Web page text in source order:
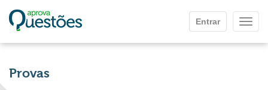
Entrar
Provas